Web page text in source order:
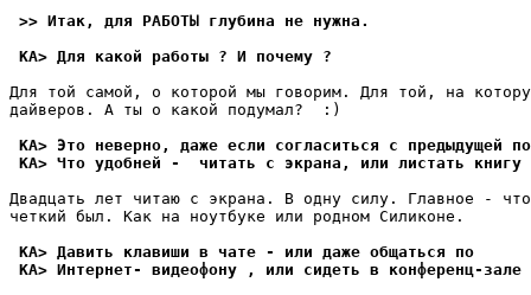
>> Итак, для РАБОТЫ глубина не нужна.
KA> Для какой работы ? И почему ?
Для той самой, о которой мы говоpим. Для той, на
дайверов. А ты о какой подумал?  :)
KA> Это неверно, даже если согласиться с предыдущей
KA> Что удобней -  читать с экрана, или листать
Двадцать лет читаю с экpана. В одну силу. Главное -
четкий был. Как на ноутбуке или родном Силиконе.
KA> Давить клавиши в чате - или даже общаться по
KA> Интернет- видеофону , или сидеть в конференц-зале